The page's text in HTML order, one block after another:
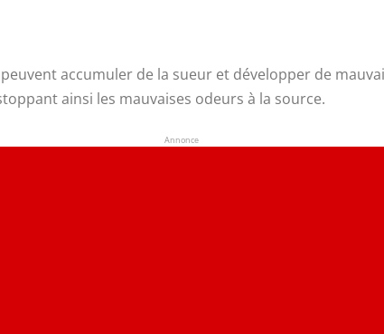
accumuler de la sueur et développer de
ainsi les mauvaises odeurs à la source.
Annonce